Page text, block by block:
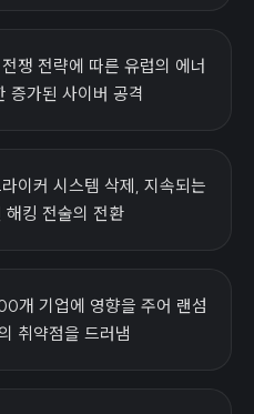
쟁 전략에 따른 유럽의 에너
증가된 사이버 공격
이커 시스템 삭제, 지속되는
해킹 전술의 전환
개 기업에 영향을 주어 랜섬
취약점을 드러냄